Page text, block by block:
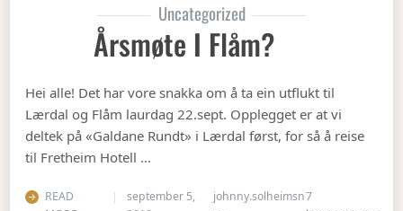
Uncategorized
Årsmøte I Flåm?
Hei alle! Det har vore snakka om å ta ein utflukt til
Lærdal og Flåm laurdag 22.sept. Opplegget er at vi
deltek på «Galdane Rundt» i Lærdal først, for så å reise
til Fretheim Hotell …
READ
september 5,
johnny.solheimsn7